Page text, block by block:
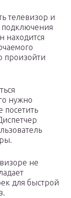
телевизор и
находится
произойти
нужно
посетить
не
для быстрой